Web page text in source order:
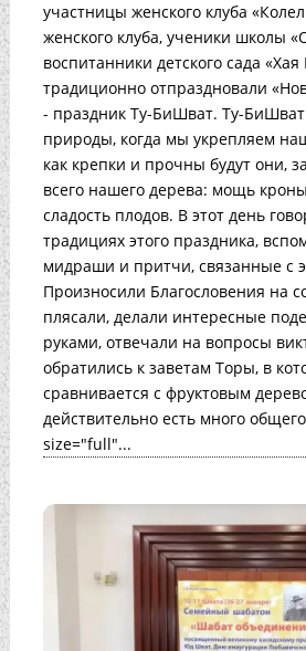
участницы женского клуба
женского клуба, ученики школы
воспитанники детского сада
традиционно отпраздновали
- праздник Ту-БиШват. Ту-БиШват
природы, когда мы укрепляем
как крепки и прочны будут они,
всего нашего дерева: мощь
сладость плодов. В этот день
традициях этого праздника,
мидраши и притчи, связанные с
Произносили Благословения на
плясали, делали интересные
руками, отвечали на вопросы
обратились к заветам Торы, в
сравнивается с фруктовым
действительно есть много
size="full"...